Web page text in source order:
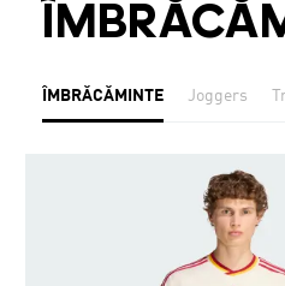
ÎMBRĂCĂMINTE Joggers